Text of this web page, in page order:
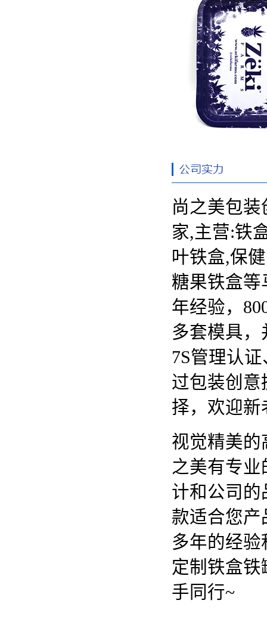
尚之美包
家,主营:铁
叶铁盒,保
糖果铁盒等
年经验，
多套模具，
7S管理认
过包装创意
择，欢迎
视觉精美的
之美有专
计和公司的
款适合您产
多年的经
定制铁盒
手同行~